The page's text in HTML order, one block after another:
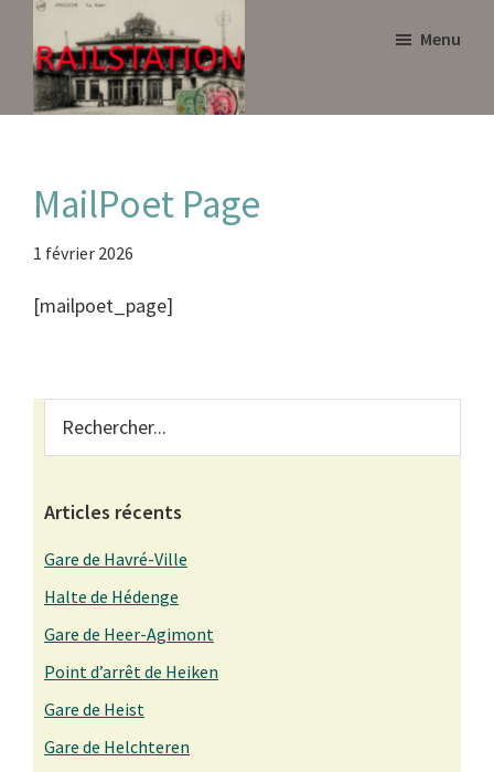
main
content
primary
sidebar
Menu
MailPoet Page
1 février 2026
[mailpoet_page]
Primary
Sidebar
Articles récents
Gare de Havré-Ville
Halte de Hédenge
Gare de Heer-Agimont
Point d’arrêt de Heiken
Gare de Heist
Gare de Helchteren